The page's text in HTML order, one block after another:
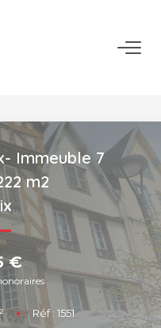
Immeuble 7
m2
€
• Réf : 1551